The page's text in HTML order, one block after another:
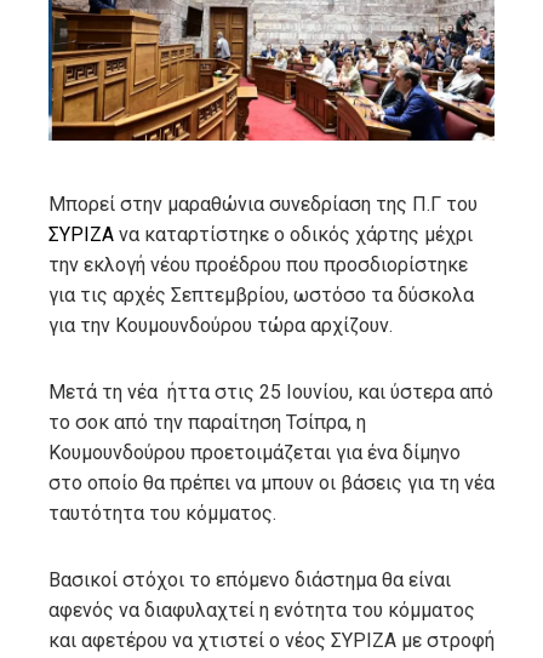
Μπορεί στην μαραθώνια συνεδρίαση της Π.Γ του
ΣΥΡΙΖΑ να καταρτίστηκε ο οδικός χάρτης μέχρι
την εκλογή νέου προέδρου που προσδιορίστηκε
για τις αρχές Σεπτεμβρίου, ωστόσο τα δύσκολα
για την Κουμουνδούρου τώρα αρχίζουν.
Μετά τη νέα ήττα στις 25 Ιουνίου, και ύστερα από
το σοκ από την παραίτηση Τσίπρα, η
Κουμουνδούρου προετοιμάζεται για ένα δίμηνο
στο οποίο θα πρέπει να μπουν οι βάσεις για τη νέα
ταυτότητα του κόμματος.
Βασικοί στόχοι το επόμενο διάστημα θα είναι
αφενός να διαφυλαχτεί η ενότητα του κόμματος
και αφετέρου να χτιστεί ο νέος ΣΥΡΙΖΑ με στροφή